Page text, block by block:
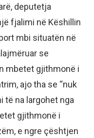
deputetja
fjalimi në Këshillin
mbi situatën në
se
mbetet gjithmonë i
ajo tha se “nuk
të na largohet nga
gjithmonë i
e ngre çështjen